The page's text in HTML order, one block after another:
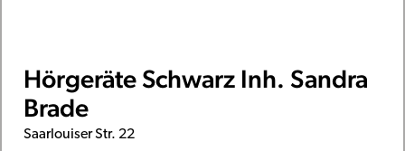
Hörgeräte Schwarz Inh. Sandra
Brade
Saarlouiser Str. 22